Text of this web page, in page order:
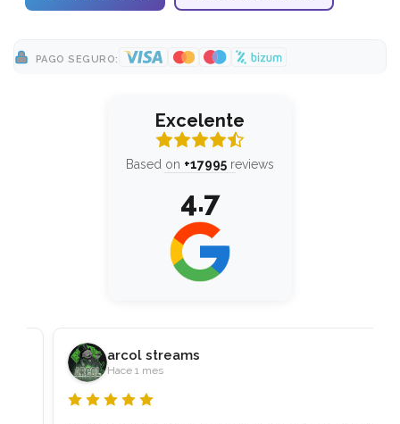
PAGO SEGURO:
Excelente
Based on +17995 reviews
4.7
arcol streams
Hace 1 mes